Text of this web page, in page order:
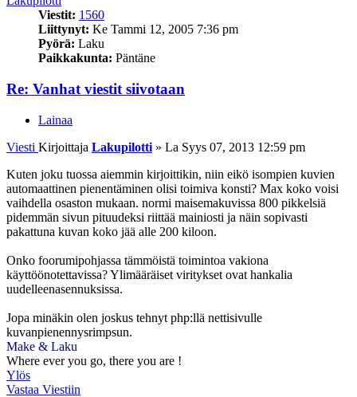
Viestit: 1560
Liittynyt: Ke Tammi 12, 2005 7:36 pm
Pyörä: Laku
Paikkakunta: Päntäne
Re: Vanhat viestit siivotaan
Lainaa
Viesti Kirjoittaja Lakupilotti » La Syys 07, 2013 12:59 pm
Kuten joku tuossa aiemmin kirjoittikin, niin eikö isompien kuvien
automaattinen pienentäminen olisi toimiva konsti? Max koko voisi
vaihdella osaston mukaan. normi maisemakuvissa 800 pikkelsiä
pidemmän sivun pituudeksi riittää mainiosti ja näin sopivasti
pakattuna kuvan koko jää alle 200 kiloon.
Onko foorumipohjassa tämmöistä toimintoa vakiona
käyttöönotettavissa? Ylimääräiset viritykset ovat hankalia
uudelleenasennuksissa.
Jopa minäkin olen joskus tehnyt php:llä nettisivulle
kuvanpienennysrimpsun.
Make & Laku
Where ever you go, there you are !
Ylös
Vastaa Viestiin